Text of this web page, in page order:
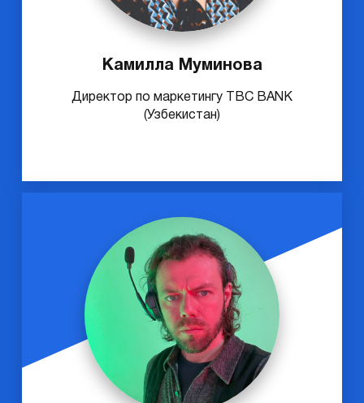
Камилла Муминова
Директор по маркетингу TBC BANK
(Узбекистан)